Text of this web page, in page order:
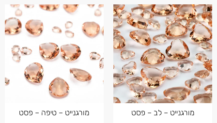
מורגנייט – לב – פסט מורגנייט – טיפה – פסט